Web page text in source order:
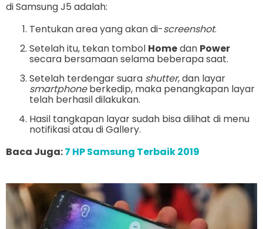
di Samsung J5 adalah:
Tentukan area yang akan di-screenshot.
Setelah itu, tekan tombol Homedan Power
secara bersamaan selama beberapa saat.
Setelah terdengar suara shutter, dan layar
smartphoneberkedip, maka penangkapan layar
telah berhasil dilakukan.
Hasil tangkapan layar sudah bisa dilihat di menu
notifikasi atau di Gallery.
Baca Juga:7 HP Samsung Terbaik 2019